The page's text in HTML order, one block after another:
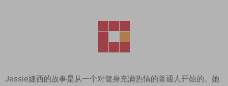
Jessie婕西的故事是从一个对健身充满热情的普通人开始的。她